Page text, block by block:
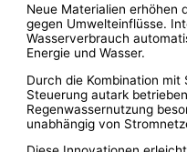
Neue Materialien erhöhen
gegen Umwelteinflüsse.
Wasserverbrauch
Energie und Wasser.
Durch die Kombination mit
Steuerung autark
Regenwassernutzung
unabhängig von